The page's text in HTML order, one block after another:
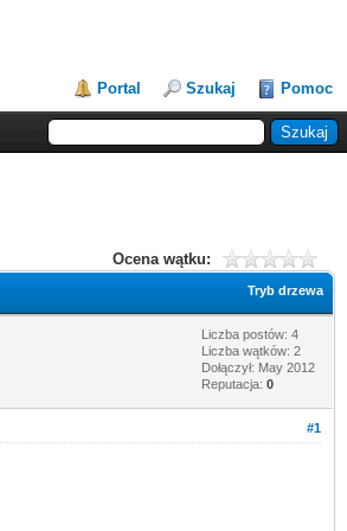
Portal Szukaj Pomoc
Ocena wątku:
Tryb drzewa
Liczba postów: 4
Liczba wątków: 2
Dołączył: May 2012
Reputacja: 0
#1